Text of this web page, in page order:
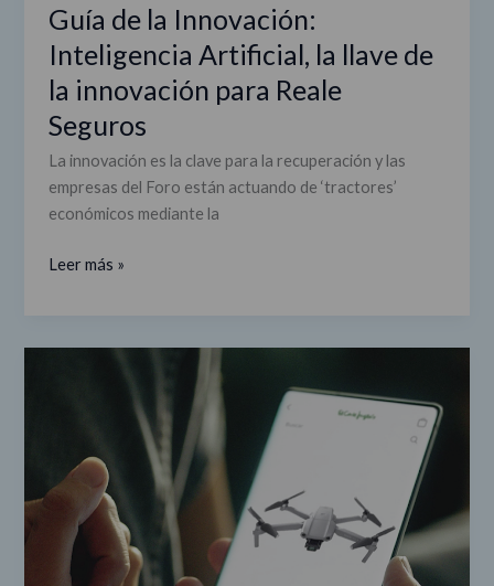
Guía de la Innovación:
Inteligencia Artificial, la llave de
la innovación para Reale
Seguros
La innovación es la clave para la recuperación y las
empresas del Foro están actuando de ‘tractores’
económicos mediante la
Reale
Leer más »
refuerzan
en
2021
apuesta